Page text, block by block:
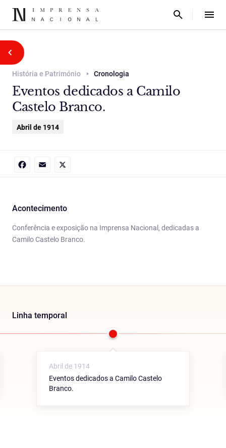
História e Património Cronologia
Eventos dedicados a Camilo
Castelo Branco.
Abril de 1914
Acontecimento
Conferência e exposição na Imprensa Nacional, dedicadas a
Camilo Castelo Branco.
Linha temporal
Abril de 1914
Eventos dedicados a Camilo Castelo
Branco.